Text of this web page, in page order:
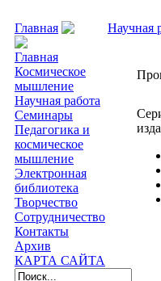
Главная Научная
Главная
Космическое
мышление
Научная работа
Семинары
Педагогика и
космическое
мышление
Электронная
библиотека
Творчество
Сотрудничество
Контакты
Архив
КАРТА САЙТА